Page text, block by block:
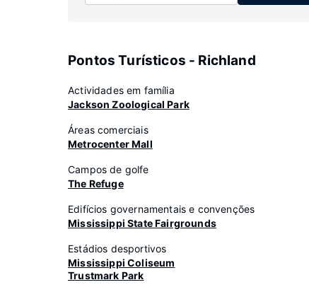
Pontos Turísticos - Richland
Actividades em família
Jackson Zoological Park
Áreas comerciais
Metrocenter Mall
Campos de golfe
The Refuge
Edifícios governamentais e convenções
Mississippi State Fairgrounds
Estádios desportivos
Mississippi Coliseum
Trustmark Park